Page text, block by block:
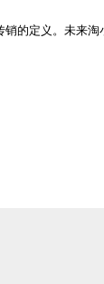
的定义。未来淘